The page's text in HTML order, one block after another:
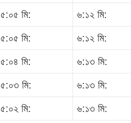
৫:০৫ মি: ৬:১২ মি:
৫:০৫ মি: ৬:১২ মি:
৫:০৪ মি: ৬:১৩ মি:
৫:০৩ মি: ৬:১৩ মি:
৫:০২ মি: ৬:১৩ মি: